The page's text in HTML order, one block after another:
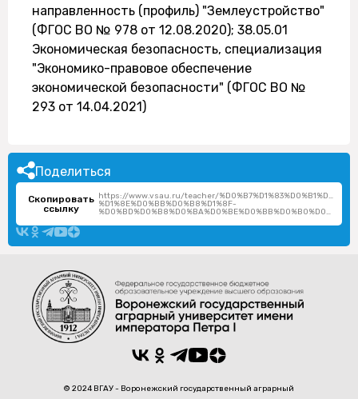
направленность (профиль) "Землеустройство"
(ФГОС ВО № 978 от 12.08.2020); 38.05.01
Экономическая безопасность, специализация
"Экономико-правовое обеспечение
экономической безопасности" (ФГОС ВО №
293 от 14.04.2021)
Поделиться
Скопировать
ссылку
https://www.vsau.ru/teacher/
%D1%8E%D0%BB%D0%B8%D1%8F-
%D0%BD%D0%B8%D0%BA%D0%BE%D0%BB%D0%B0%D0%B5%D0%B2%D0%BD%D0%B0/
© 2024 ВГАУ - Воронежский государственный аграрный